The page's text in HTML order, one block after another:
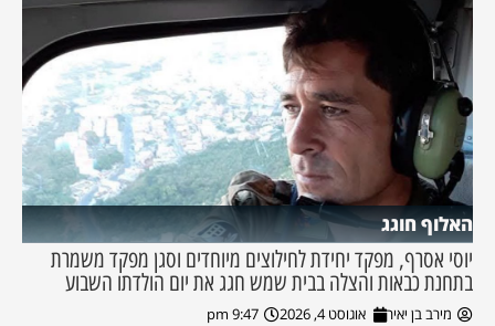
האלוף חוגג
יוסי אסרף, מפקד יחידת לחילוצים מיוחדים וסגן מפקד משמרת
בתחנת כבאות והצלה בבית שמש חגג את יום הולדתו השבוע
מירב בן יאיר אוגוסט 4, 2026 9:47 pm